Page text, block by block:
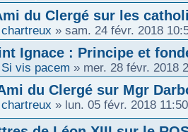
du Clergé sur les
chartreux » sam. 24 févr. 2018
Ignace : Principe et
Si vis pacem » mer. 28 févr. 2018
du Clergé sur Mgr
chartreux » lun. 05 févr. 2018 11:50